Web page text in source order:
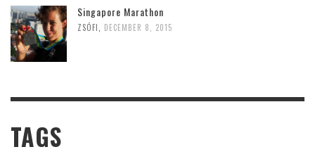
Singapore Marathon
ZSÓFI, DECEMBER 8, 2015
TAGS